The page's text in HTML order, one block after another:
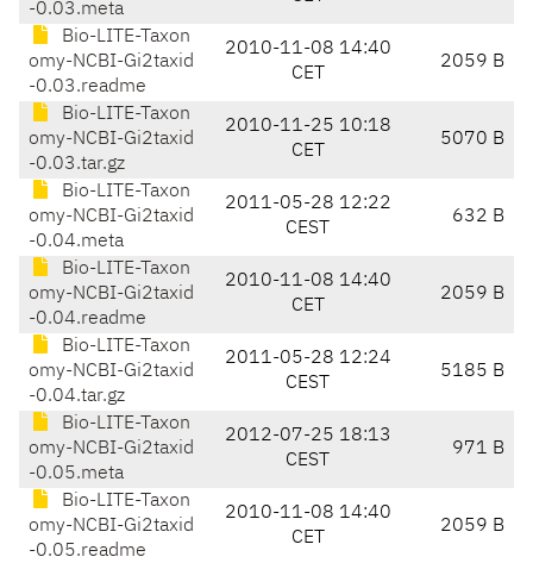
-0.03.meta
Bio-LITE-Taxon
omy-NCBI-Gi2taxid
-0.03.readme
2010-11-08 14:40
CET
2059 B
Bio-LITE-Taxon
omy-NCBI-Gi2taxid
-0.03.tar.gz
2010-11-25 10:18
CET
5070 B
Bio-LITE-Taxon
omy-NCBI-Gi2taxid
-0.04.meta
2011-05-28 12:22
CEST
632 B
Bio-LITE-Taxon
omy-NCBI-Gi2taxid
-0.04.readme
2010-11-08 14:40
CET
2059 B
Bio-LITE-Taxon
omy-NCBI-Gi2taxid
-0.04.tar.gz
2011-05-28 12:24
CEST
5185 B
Bio-LITE-Taxon
omy-NCBI-Gi2taxid
-0.05.meta
2012-07-25 18:13
CEST
971 B
Bio-LITE-Taxon
omy-NCBI-Gi2taxid
-0.05.readme
2010-11-08 14:40
CET
2059 B